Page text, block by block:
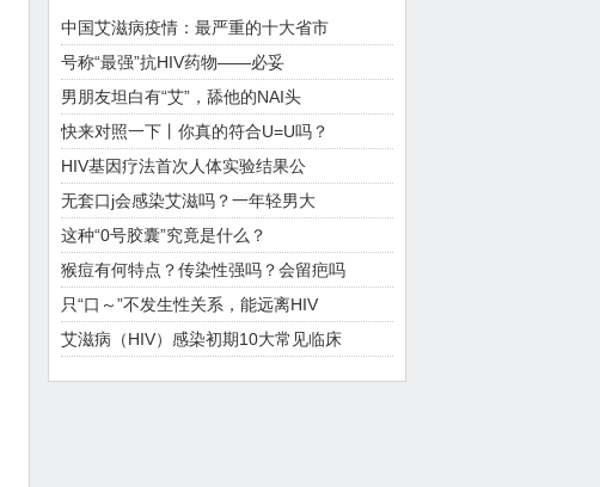
中国艾滋病疫情：最严重的十大省市
号称“最强”抗HIV药物——必妥
男朋友坦白有“艾”，舔他的NAI头
快来对照一下丨你真的符合U=U吗？
HIV基因疗法首次人体实验结果公
无套口j会感染艾滋吗？一年轻男大
这种“0号胶囊”究竟是什么？
猴痘有何特点？传染性强吗？会留疤吗
只“口～”不发生性关系，能远离HIV
艾滋病（HIV）感染初期10大常见临床